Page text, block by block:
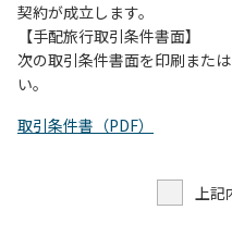
契約が成立します。
【手配旅行取引条件書面】
次の取引条件書面を印刷また
い。
取引条件書（PDF）
上記